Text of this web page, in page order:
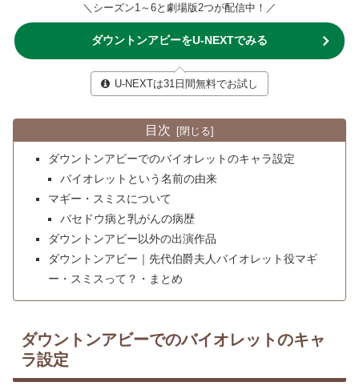
＼シーズン1～6と劇場版2つが配信中！／
ダウントンアビーをU-NEXTでみる
U-NEXTは31日間無料でお試し
目次
ダウントンアビーでのバイオレットのキャラ設定
バイオレットという名前の由来
マギー・スミスについて
バセドウ病と乳がんの病歴
ダウントンアビー以外の出演作品
ダウントンアビー｜先代伯爵夫人バイオレット役マギ
ー・スミスって？・まとめ
ダウントンアビーでのバイオレットのキャ
ラ設定